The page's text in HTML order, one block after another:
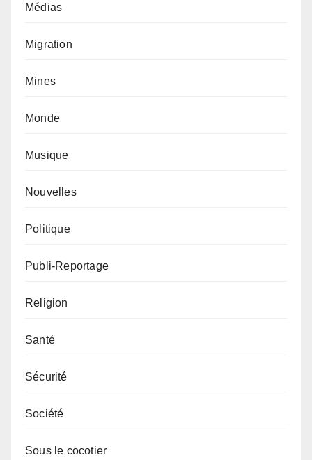
Médias
Migration
Mines
Monde
Musique
Nouvelles
Politique
Publi-Reportage
Religion
Santé
Sécurité
Société
Sous le cocotier